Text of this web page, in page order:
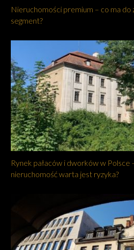
Nieruchomości premium – co ma do
segment?
Rynek pałaców i dworków w Polsce
nieruchomość warta jest ryzyka?